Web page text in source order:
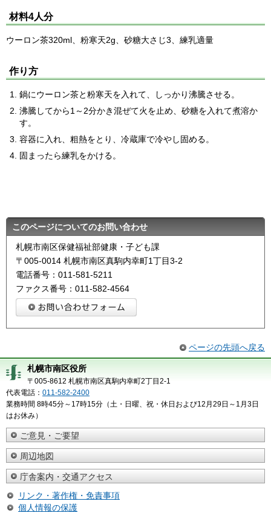
材料4人分
ウーロン茶320ml、粉寒天2g、砂糖大さじ3、練乳適量
作り方
鍋にウーロン茶と粉寒天を入れて、しっかり沸騰させる。
沸騰してから1～2分かき混ぜて火を止め、砂糖を入れて煮溶か
す。
容器に入れ、粗熱をとり、冷蔵庫で冷やし固める。
固まったら練乳をかける。
このページについてのお問い合わせ
札幌市南区保健福祉部健康・子ども課
〒005-0014 札幌市南区真駒内幸町1丁目3-2
電話番号：011-581-5211
ファクス番号：011-582-4564
ページの先頭へ戻る
札幌市南区役所
〒005-8612 札幌市南区真駒内幸町2丁目2-1
代表電話： 011-582-2400
業務時間 8時45分～17時15分（土・日曜、祝・休日および12月29日～1月3日
はお休み）
ご意見・ご要望
周辺地図
庁舎案内・交通アクセス
リンク・著作権・免責事項
個人情報の保護